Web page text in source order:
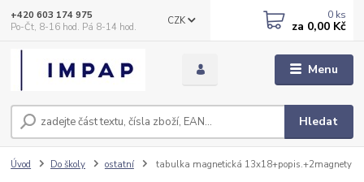
Menu
CZK
Hledat
+420 603 174 975
Po-Čt, 8-16 hod. Pá 8-14 hod.
0 ks
za 0,00 Kč
Úvod Do školy ostatní tabulka magnetická 13x18+popis.+2magnety